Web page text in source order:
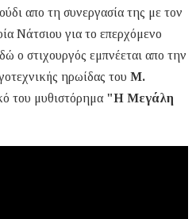
απο τη συνεργασία της με τον
Νάτσιου για το επερχόμενο
ο στιχουργός εμπνέεται απο την
ηρωίδας του Μ.
του μυθιστόρημα "Η Μεγάλη